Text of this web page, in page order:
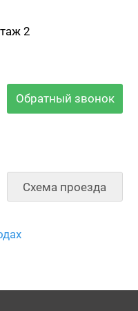
2
Обратный звонок
Схема проезда